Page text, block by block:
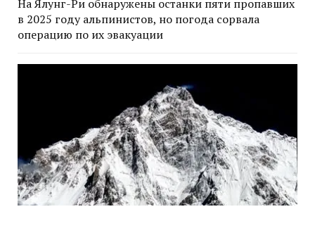
На Ялунг-Ри обнаружены останки пяти пропавших
в 2025 году альпинистов, но погода сорвала
операцию по их эвакуации